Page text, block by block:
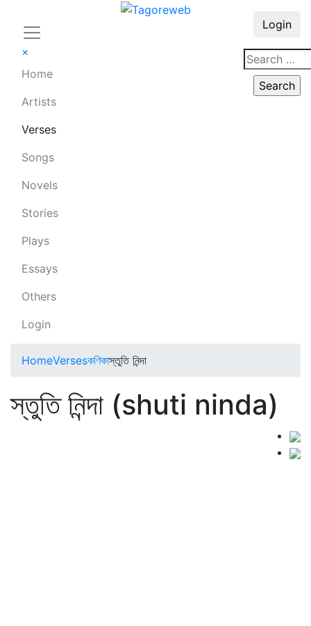
×
Home
Artists
Verses
Songs
Novels
Stories
Plays
Essays
Others
Login
Login
HomeVersesকণিকাস্তুতি নিন্দা
স্তুতি নিন্দা (shuti ninda)